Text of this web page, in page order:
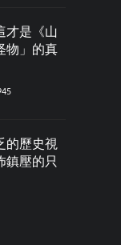
才是《山
物」的真
的歷史視
鎮壓的只